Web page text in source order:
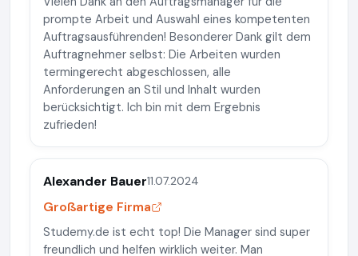
prompte Arbeit und Auswahl eines kompetenten
Auftragsausführenden! Besonderer Dank gilt dem
Auftragnehmer selbst: Die Arbeiten wurden
termingerecht abgeschlossen, alle
Anforderungen an Stil und Inhalt wurden
berücksichtigt. Ich bin mit dem Ergebnis
zufrieden!
Alexander Bauer11.07.2024
Großartige Firma
Studemy.de ist echt top! Die Manager sind super
freundlich und helfen wirklich weiter. Man